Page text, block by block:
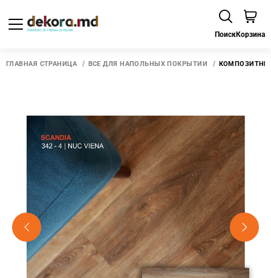
ПоискКорзина
ГЛАВНАЯ СТРАНИЦА ВСЕ ДЛЯ НАПОЛЬНЫХ ПОКРЫТИЙ КОМПОЗИТНЫЙ